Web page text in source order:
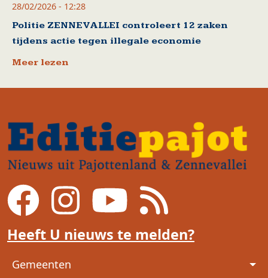
28/02/2026 - 12:28
Politie ZENNEVALLEI controleert 12 zaken
tijdens actie tegen illegale economie
Meer lezen
Heeft U nieuws te melden?
Voet
Gemeenten